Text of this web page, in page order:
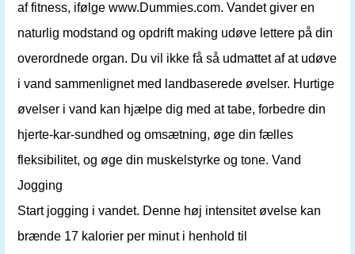
af fitness, ifølge www.Dummies.com. Vandet giver en
naturlig modstand og opdrift making udøve lettere på din
overordnede organ. Du vil ikke få så udmattet af at udøve
i vand sammenlignet med landbaserede øvelser. Hurtige
øvelser i vand kan hjælpe dig med at tabe, forbedre din
hjerte-kar-sundhed og omsætning, øge din fælles
fleksibilitet, og øge din muskelstyrke og tone. Vand
Jogging
Start jogging i vandet. Denne høj intensitet øvelse kan
brænde 17 kalorier per minut i henhold til